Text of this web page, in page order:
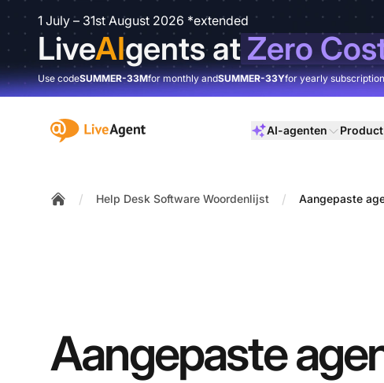
1 July – 31st August 2026 *extended
LiveAIgents atZero
Use codeSUMMER-33Mfor monthly andSUMMER-33Yfor yearly subscription
:site.title AI-agenten Product
/ Help Desk Software Woordenlijst / Aangepaste
Aangepaste